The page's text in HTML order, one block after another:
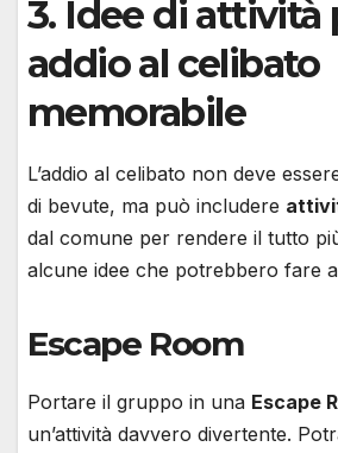
3. Idee di attività
addio al celibato
memorabile
L’addio al celibato non deve
di bevute, ma può includere
dal comune per rendere il tutto
alcune idee che potrebbero fare
Escape Room
Portare il gruppo in una Escape
un’attività davvero divertente.